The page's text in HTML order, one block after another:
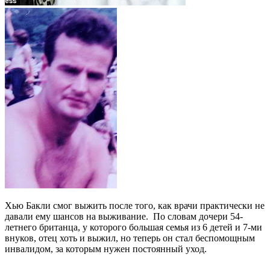
Хью Бакли смог выжить после того, как врачи практически не
давали ему шансов на выживание. По словам дочери 54-
летнего британца, у которого большая семья из 6 детей и 7-ми
внуков, отец хоть и выжил, но теперь он стал беспомощным
инвалидом, за которым нужен постоянный уход.